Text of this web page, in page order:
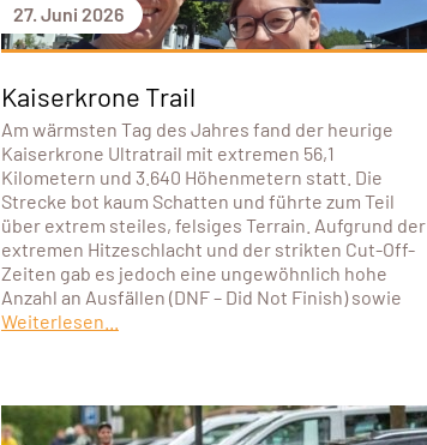
27. Juni 2026
Kaiserkrone Trail
Am wärmsten Tag des Jahres fand der heurige
Kaiserkrone Ultratrail mit extremen 56,1
Kilometern und 3.640 Höhenmetern statt. Die
Strecke bot kaum Schatten und führte zum Teil
über extrem steiles, felsiges Terrain. Aufgrund der
extremen Hitzeschlacht und der strikten Cut-Off-
Zeiten gab es jedoch eine ungewöhnlich hohe
Anzahl an Ausfällen (DNF – Did Not Finish) sowie
Weiterlesen...